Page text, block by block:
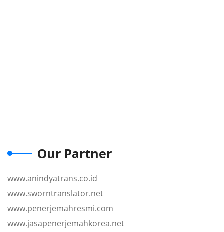
Our Partner
www.anindyatrans.co.id
www.sworntranslator.net
www.penerjemahresmi.com
www.jasapenerjemahkorea.net